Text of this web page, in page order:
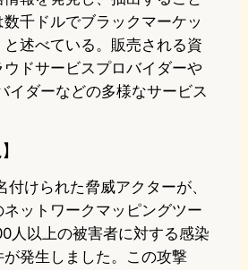
千ドルでブラックマーケッ
と述べている。販売される資
ドサービスプロバイダーや
イダーなどの多様なサービス
付けられた脅威アクターが、
ットワークマッピングツー
人以上の被害者に対する感染
発生しました。この攻撃